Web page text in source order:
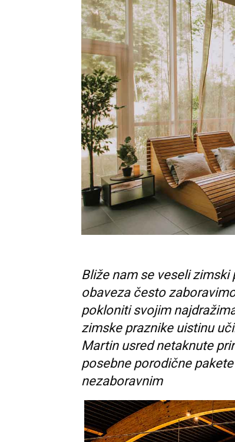
Bliže nam se veseli
obaveza često
pokloniti svojim
zimske praznike uistinu
Martin usred netaknute
posebne porodične
nezaboravnim